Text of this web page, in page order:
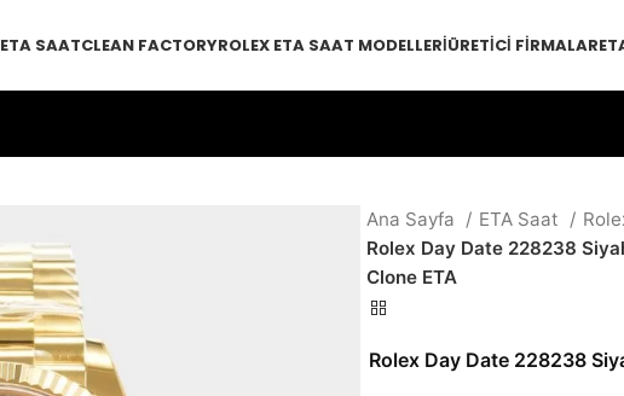
ETA SAATCLEAN FACTORYROLEX ETA SAAT MODELLERIÜRETICI FIRMALAR
Ana Sayfa ETA Saat
Rolex Day Date 228238
Clone ETA
Rolex Day Date 228238